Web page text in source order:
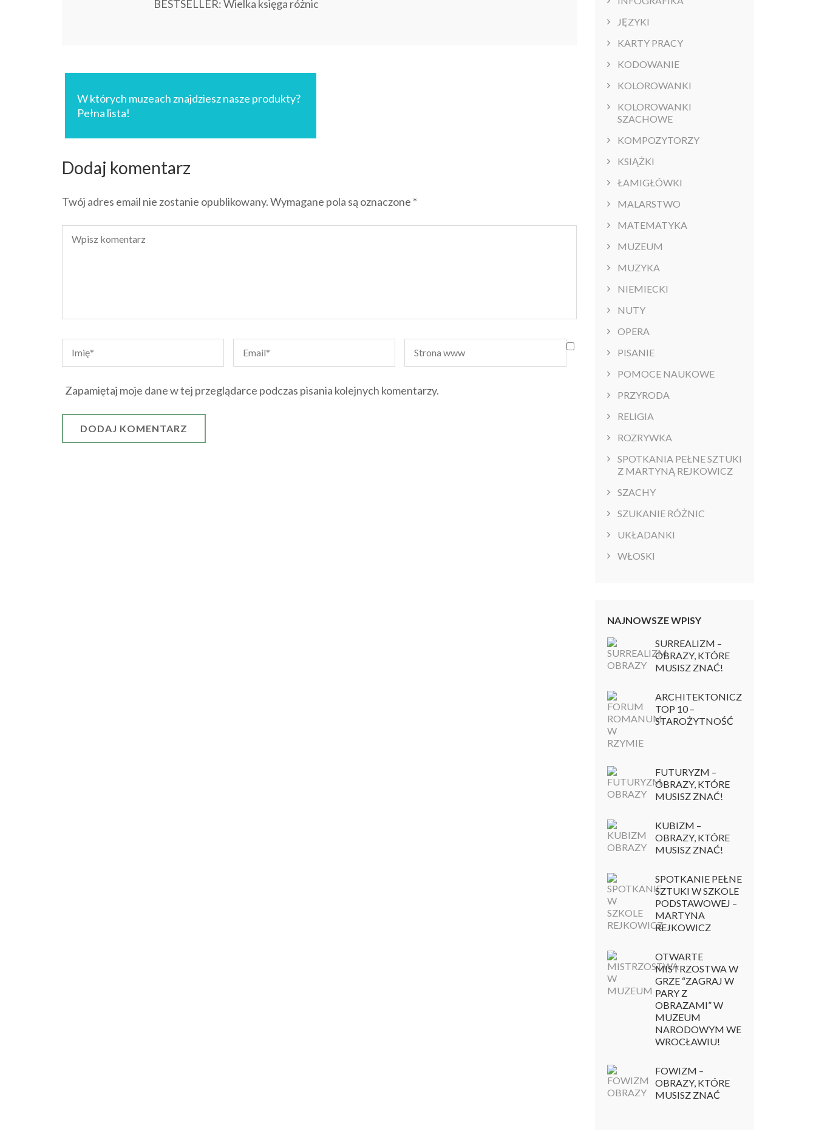
BESTSELLER: Wielka księga różnic
Nawigacja
wpisu
W których muzeach znajdziesz nasze produkty?
Pełna lista!
Dodaj komentarz
Twój adres email nie zostanie opublikowany.Wymagane pola są oznaczone *
Zapamiętaj moje dane w tej przeglądarce podczas pisania kolejnych komentarzy.
JĘZYKI
KARTY PRACY
KODOWANIE
KOLOROWANKI
KOLOROWANKI
SZACHOWE
KOMPOZYTORZY
KSIĄŻKI
ŁAMIGŁÓWKI
MALARSTWO
MATEMATYKA
MUZEUM
MUZYKA
NIEMIECKI
NUTY
OPERA
PISANIE
POMOCE NAUKOWE
PRZYRODA
RELIGIA
ROZRYWKA
SPOTKANIA PEŁNE SZTUKI
Z MARTYNĄ REJKOWICZ
SZACHY
SZUKANIE RÓŻNIC
UKŁADANKI
WŁOSKI
NAJNOWSZE WPISY
SURREALIZM –
OBRAZY, KTÓRE
MUSISZ ZNAĆ!
ARCHITEKTONICZNY
TOP 10 –
STAROŻYTNOŚĆ
FUTURYZM –
OBRAZY, KTÓRE
MUSISZ ZNAĆ!
KUBIZM –
OBRAZY, KTÓRE
MUSISZ ZNAĆ!
SPOTKANIE PEŁNE
SZTUKI W SZKOLE
PODSTAWOWEJ –
MARTYNA
REJKOWICZ
OTWARTE
MISTRZOSTWA W
GRZE “ZAGRAJ W
PARY Z
OBRAZAMI” W
MUZEUM
NARODOWYM WE
WROCŁAWIU!
FOWIZM –
OBRAZY, KTÓRE
MUSISZ ZNAĆ